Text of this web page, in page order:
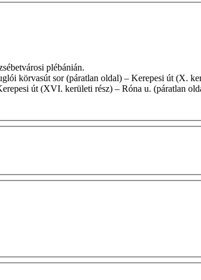
erzsébetvárosi plébánián.
út (XVI. kerületi rész) – Róna u. (páratlan